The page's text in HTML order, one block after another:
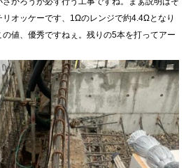
オッケーです、1Ωのレンジで約4.4Ωとなり
値、優秀ですねぇ。残りの5本を打ってアー